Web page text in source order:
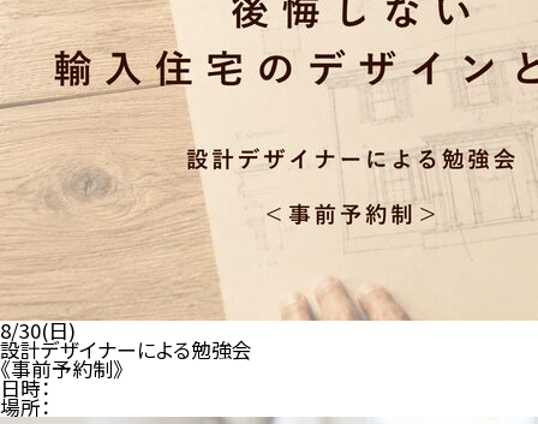
8/30(日)
設計デザイナーによる勉強会
《事前予約制》
日時：
場所：